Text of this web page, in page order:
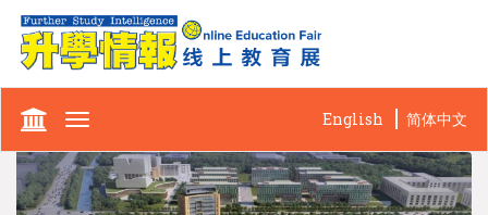
Toggle
English 简体中文